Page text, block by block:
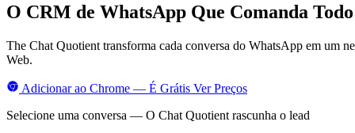
O CRM de WhatsApp Que Comanda Todo
The Chat Quotient transforma cada conversa do WhatsApp em um
Web.
Adicionar ao Chrome — É Grátis Ver Preços
Selecione uma conversa — O Chat Quotient rascunha o lead